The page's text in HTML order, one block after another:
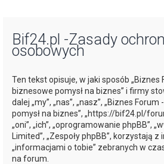
Bif24.pl -Zasady
osobowych
Ten tekst opisuje, w jaki sposób „Biznes
biznesowe pomysł na biznes” i firmy
dalej „my”, „nas”, „nasz”, „Biznes
pomysł na biznes”, „https://bif24.pl/
„oni”, „ich”, „oprogramowanie phpBB”,
Limited”, „Zespoły phpBB”, korzystają
„informacjami o tobie” zebranych w
na forum.